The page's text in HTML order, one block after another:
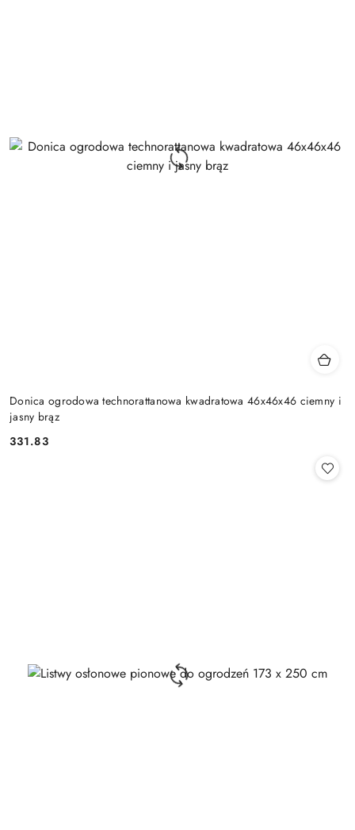
Donica ogrodowa technorattanowa kwadratowa 46x46x46 ciemny i
jasny brąz
Cena:
331.83